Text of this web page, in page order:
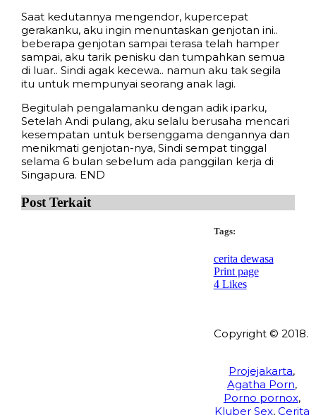
Saat kedutannya mengendor, kupercepat
gerakanku, aku ingin menuntaskan genjotan ini..
beberapa genjotan sampai terasa telah hamper
sampai, aku tarik penisku dan tumpahkan semua
di luar.. Sindi agak kecewa.. namun aku tak segila
itu untuk mempunyai seorang anak lagi.
Begitulah pengalamanku dengan adik iparku,
Setelah Andi pulang, aku selalu berusaha mencari
kesempatan untuk bersenggama dengannya dan
menikmati genjotan-nya, Sindi sempat tinggal
selama 6 bulan sebelum ada panggilan kerja di
Singapura. END
Post Terkait
Tags:
cerita dewasa
Print page
4Likes
Copyright © 2018.
Projejakarta,
Agatha Porn,
Porno pornox,
Kluber Sex, Cerita